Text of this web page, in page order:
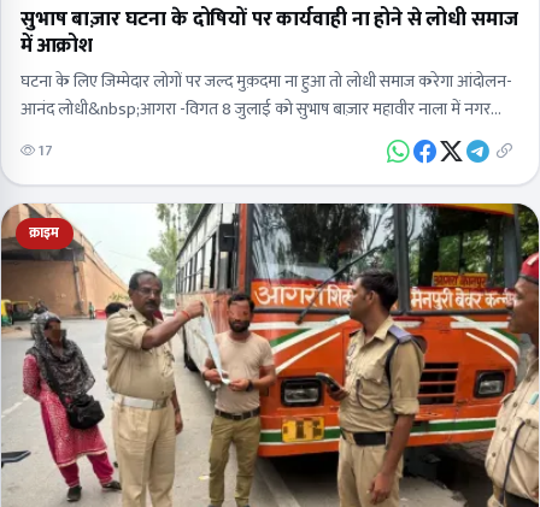
सुभाष बाज़ार घटना के दोषियों पर कार्यवाही ना होने से लोधी समाज
में आक्रोश
घटना के लिए जिम्मेदार लोगों पर जल्द मुक़दमा ना हुआ तो लोधी समाज करेगा आंदोलन-
आनंद लोधी&nbsp;आगरा -विगत 8 जुलाई को सुभाष बाज़ार महावीर नाला में नगर
17
क्राइम